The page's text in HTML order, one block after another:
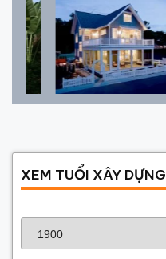
XEM TUỔI XÂY DỰNG